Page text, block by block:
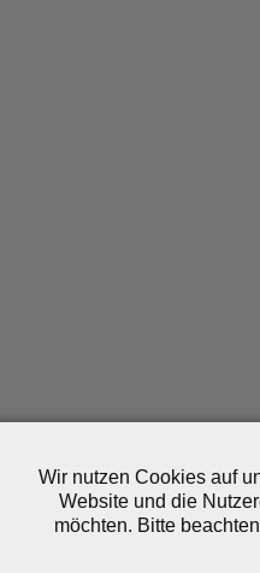
Wir nutzen Cookies auf
Website und die
möchten. Bitte